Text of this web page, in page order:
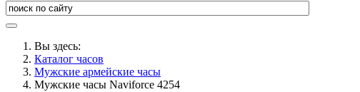
Вы здесь:
Каталог часов
Мужские армейские часы
Мужские часы Naviforce 4254